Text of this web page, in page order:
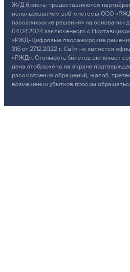
Ж/Д билеты предоставляются
использованием веб-системы ООО
пассажирские решения» на основании
04.04.2024 заключенного с
«РЖД-Цифровые пассажирские
316 от 27.12.2022 г. Сайт не является
«РЖД». Стоимость билетов включает
цена отображена на экране
рассмотрения обращений, жалоб,
возмещении убытков просим